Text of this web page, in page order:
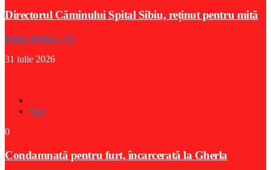
Directorul Căminului Spital Sibiu, reținut pentru mită
Radio Medias 725
31 iulie 2026
Stiri
0
Condamnată pentru furt, încarcerată la Gherla